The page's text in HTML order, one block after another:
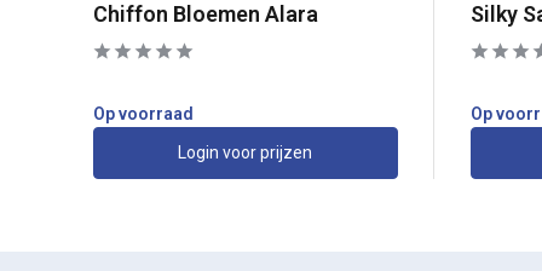
Chiffon Bloemen Alara
Op voorraad
Login voor prijzen
Silky
Op